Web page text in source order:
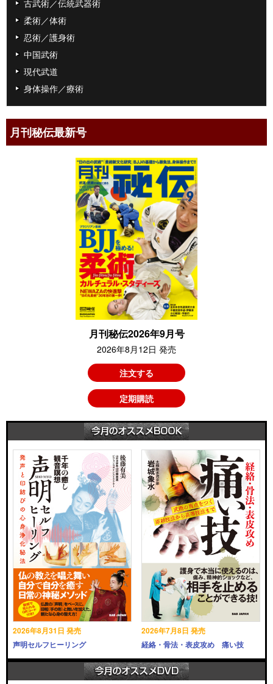
古武術／伝統武器術
柔術／体術
忍術／護身術
中国武術
現代武道
身体操作／療術
月刊秘伝最新号
月刊秘伝2026年9月号
2026年8月12日 発売
注文する
定期購読
2026年8月31日 発売
声明セルフヒーリング
2026年7月8日 発売
経絡・骨法・表皮攻め 痛い技